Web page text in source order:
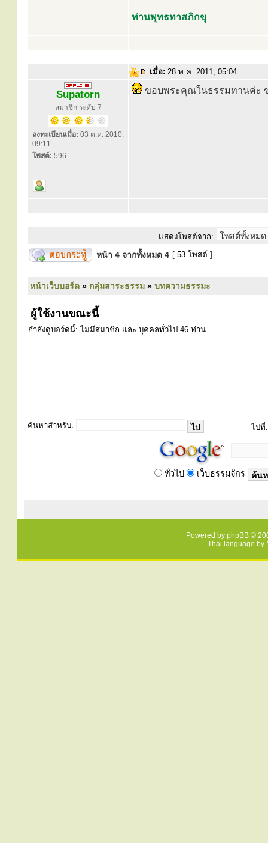
ท่านพุทธทาสภิกขุ
เมื่อ: 28 พ.ค. 2011, 05:04
Supatorn
สมาชิก ระดับ 7
ลงทะเบียนเมื่อ: 03 ต.ค. 2010,
09:11
โพสต์: 596
ขอบพระคุณในธรรมทานค่ะ
แสดงโพสต์จาก:
หน้า 4 จากทั้งหมด 4 [ 53 โพสต์ ]
หน้าเว็บบอร์ด » กลุ่มสาระธรรม » บทความธรรมะ
ผู้ใช้งานขณะนี้
กำลังดูบอร์ดนี้: ไม่มีสมาชิก และ บุคคลทั่วไป 46 ท่าน
ค้นหาสำหรับ: ไปที่:
ทั่วไป เว็บธรรมจักร
Powered by phpBB ©
Thai language by